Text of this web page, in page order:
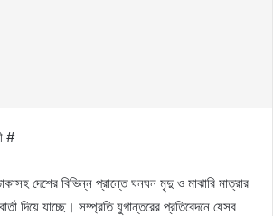
#
দেশের বিভিন্ন প্রান্তে ঘনঘন মৃদু ও মাঝারি মাত্রার
দিয়ে যাচ্ছে। সম্প্রতি যুগান্তরের প্রতিবেদনে যেসব